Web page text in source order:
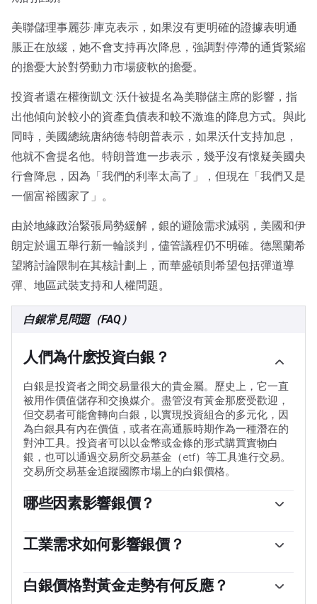
美聯儲理事麗莎·庫克表示，如果沒有更明確的證據表明通
脹正在放緩，她不會支持再次降息，強調對停滯的通貨緊縮
的擔憂大於對勞動力市場疲軟的擔憂。
投資者還在權衡凱文·沃什被提名為美聯儲主席的影響，指
出他傾向於較小的資產負債表和較不激進的降息方式。與此
同時，美國總統唐納德·特朗普表示，如果沃什支持加息，
他就不會提名他。特朗普進一步表示，幾乎沒有懷疑美國央
行會降息，因為「我們的利率太高了」，但現在「我們又是
一個富裕國家了」。
由於地緣政治緊張局勢緩解，銀的避險需求減弱，美國和伊
朗定於週五舉行新一輪談判，儘管議程仍不明確。德黑蘭希
望將討論限制在其核計劃上，而華盛頓則希望包括彈道導
彈、地區武裝支持和人權問題。
白銀常見問題（FAQ）
人們為什麽投資白銀？
白銀是投資者之間交易量很大的貴金屬。歷史上，它一直
被用作價值儲存和交換媒介。盡管沒有黃金那麽受歡迎，
但交易者可能會轉向白銀，以實現投資組合的多元化，因
為白銀具有內在價值，或者在高通脹時期作為一種潛在的
對沖工具。投資者可以以金幣或金條的形式購買實物白
銀，也可以通過交易所交易基金（etf）等工具進行交易。
交易所交易基金追蹤國際市場上的白銀價格。
哪些因素影響銀價？
濟深度衰退的擔憂，可能使白銀價格因其避險地位而上
漲，盡管其上漲幅度不及黃金。作為一種無收益資產，白
（USD）的表現，因為資產是以美元（XAG/USD）定價
工業需求如何影響銀價？
為它是所有金屬中導電性最高的金屬之一，比銅和金還要
高。需求的激增可能會提高價格，而需求的下降往往會降
白銀價格對黃金走勢有何反應？